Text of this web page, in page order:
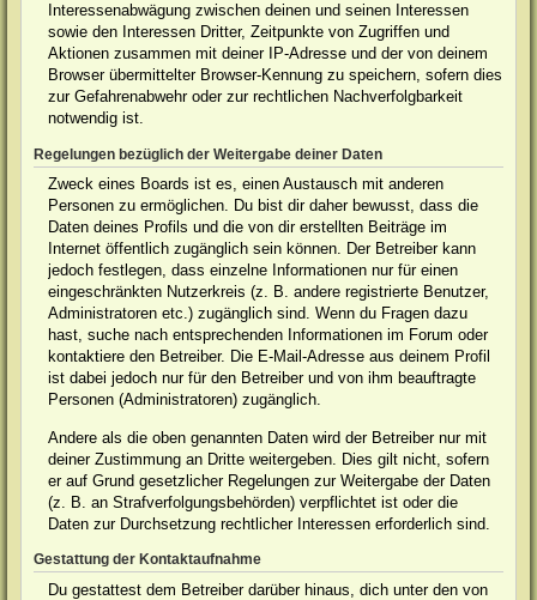
Interessenabwägung zwischen deinen und seinen Interessen
sowie den Interessen Dritter, Zeitpunkte von Zugriffen und
Aktionen zusammen mit deiner IP-Adresse und der von deinem
Browser übermittelter Browser-Kennung zu speichern, sofern dies
zur Gefahrenabwehr oder zur rechtlichen Nachverfolgbarkeit
notwendig ist.
Regelungen bezüglich der Weitergabe deiner Daten
Zweck eines Boards ist es, einen Austausch mit anderen
Personen zu ermöglichen. Du bist dir daher bewusst, dass die
Daten deines Profils und die von dir erstellten Beiträge im
Internet öffentlich zugänglich sein können. Der Betreiber kann
jedoch festlegen, dass einzelne Informationen nur für einen
eingeschränkten Nutzerkreis (z. B. andere registrierte Benutzer,
Administratoren etc.) zugänglich sind. Wenn du Fragen dazu
hast, suche nach entsprechenden Informationen im Forum oder
kontaktiere den Betreiber. Die E-Mail-Adresse aus deinem Profil
ist dabei jedoch nur für den Betreiber und von ihm beauftragte
Personen (Administratoren) zugänglich.
Andere als die oben genannten Daten wird der Betreiber nur mit
deiner Zustimmung an Dritte weitergeben. Dies gilt nicht, sofern
er auf Grund gesetzlicher Regelungen zur Weitergabe der Daten
(z. B. an Strafverfolgungsbehörden) verpflichtet ist oder die
Daten zur Durchsetzung rechtlicher Interessen erforderlich sind.
Gestattung der Kontaktaufnahme
Du gestattest dem Betreiber darüber hinaus, dich unter den von